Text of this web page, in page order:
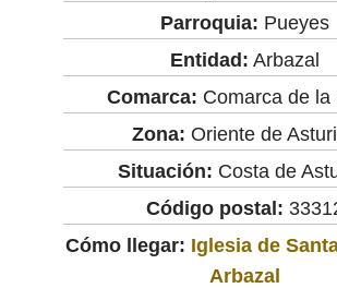
Parroquia: Pueyes
Entidad: Arbazal
Comarca: Comarca de la
Zona: Oriente de
Situación: Costa de
Código postal:
Cómo llegar: Iglesia de
Arbazal